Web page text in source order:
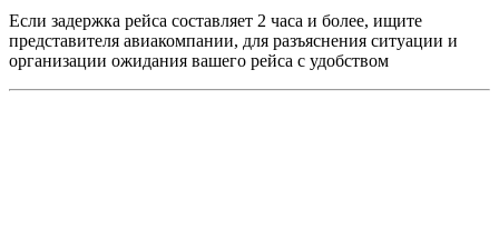
Если задержка рейса составляет 2 часа и более, ищите
представителя авиакомпании, для разъяснения ситуации и
организации ожидания вашего рейса с удобством